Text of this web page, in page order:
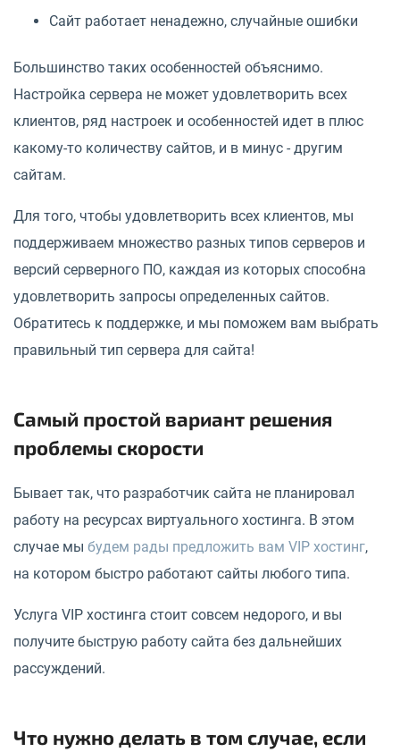
Сайт работает ненадежно, случайные ошибки
Большинство таких особенностей объяснимо.
Настройка сервера не может удовлетворить всех
клиентов, ряд настроек и особенностей идет в плюс
какому-то количеству сайтов, и в минус - другим
сайтам.
Для того, чтобы удовлетворить всех клиентов, мы
поддерживаем множество разных типов серверов и
версий серверного ПО, каждая из которых способна
удовлетворить запросы определенных сайтов.
Обратитесь к поддержке, и мы поможем вам выбрать
правильный тип сервера для сайта!
Самый простой вариант решения
проблемы скорости
Бывает так, что разработчик сайта не планировал
работу на ресурсах виртуального хостинга. В этом
случае мы будем рады предложить вам VIP хостинг,
на котором быстро работают сайты любого типа.
Услуга VIP хостинга стоит совсем недорого, и вы
получите быструю работу сайта без дальнейших
рассуждений.
Что нужно делать в том случае, если